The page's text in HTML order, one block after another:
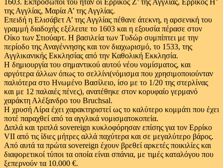
της Αγγλίας, Μαρία Α’ της Αγγλίας.
Επειδή η Ελισάβετ Α’ της Αγγλίας πέθανε άτεκνη, η αρσενική του
γραμμή διαδοχής εξέλειπε το 1603 και η εξουσία πέρασε στον
Οίκο των Στιούαρτ. Η βασιλεία των Τυδώρ συμπίπτει με την
περίοδο της Αναγέννησης και τον διαχωρισμό, το 1533, της
Αγγλικανικής Εκκλησίας από την Καθολική Εκκλησία.
Η δημιουργία του σημαντικού αυτού νέου νομίσματος, και
αργότερα άλλων όπως το σελλίνι(νόμισμα που χρησιμοποιούνταν
παλιότερα στο Ηνωμένο Βασίλειο, ίσο με το 1/20 της στερλίνας
και με 12 παλαιές πένες), ανατέθηκε στον κορυφαίο γερμανό
χαράκτη Αλέξανδρο του Bruchsal.
Η χρυσή Λίρα έχει χαρακτηριστεί ως το καλύτερο κομμάτι που έχει
ποτέ παραχθεί από τα αγγλικά νομισματοκοπεία.
Διπλά και τριπλά sovereign κυκλοφόρησαν επίσης για τον Ερρίκο
VII από τις ίδιες μήτρες αλλά παχύτερα και σε μεγαλύτερο βάρος.
Από αυτά τα πρώτα sovereign έχουν βρεθεί αρκετές ποικιλίες και
διαφορετικοί τύποι τα οποία είναι σπάνια, με τιμές καταλόγου που
ξεπερνούν τα 10.000 €.